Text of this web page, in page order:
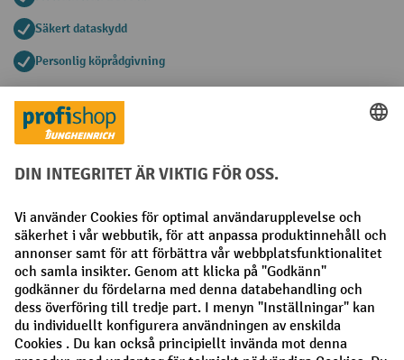
Säkert dataskydd
Personlig köprådgivning
Betalningsmetoder
Faktura Förskottsbetalning
Sociala nätverk
Facebook
LinkedIn
Instagram
Allmänna villkor Utgivare Sekretesspolicy